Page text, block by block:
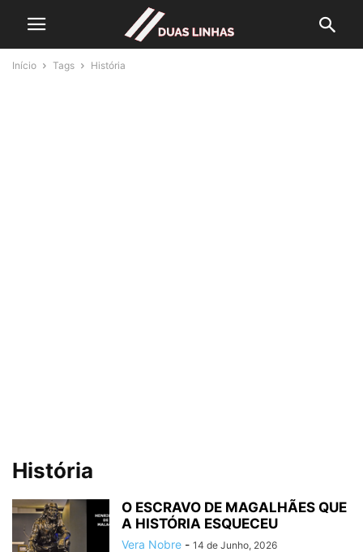
Início Tags História
História
O ESCRAVO DE MAGALHÃES QUE
A HISTÓRIA ESQUECEU
Vera Nobre - 14 de Junho, 2026